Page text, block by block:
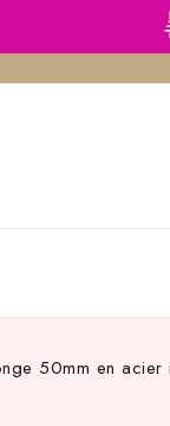
50mm en